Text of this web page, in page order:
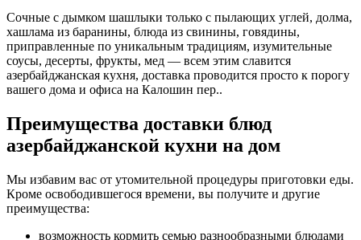
Сочные с дымком шашлыки только с пылающих углей, долма,
хашлама из баранины, блюда из свинины, говядины,
приправленные по уникальным традициям, изумительные
соусы, десерты, фрукты, мед — всем этим славится
азербайджанская кухня, доставка проводится просто к порогу
вашего дома и офиса на Калошин пер..
Преимущества доставки блюд
азербайджанской кухни на дом
Мы избавим вас от утомительной процедуры приготовки еды.
Кроме освободившегося времени, вы получите и другие
преимущества:
возможность кормить семью разнообразными блюдами